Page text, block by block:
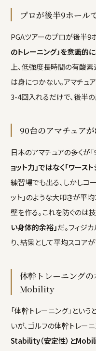
プロが後半9ホール
PGAツアーのプロが後半9
のトレーニング」を意識的
上、低強度長時間の有酸
は身につかない。アマチュ
3-4回入れるだけで、後半
90台のアマチュア
日本のアマチュアの多くが
ョット力」ではなく「ワースト
練習場でも出る、しかしコ
ット」のような大叩きが平
壁を作る。これを防ぐのは技
い身体的余裕」だ。フィジ
り、結果として平均スコアが
体幹トレーニング
Mobility
「体幹トレーニング」とい
いが、ゴルフの体幹トレー
Stability（安定性）と